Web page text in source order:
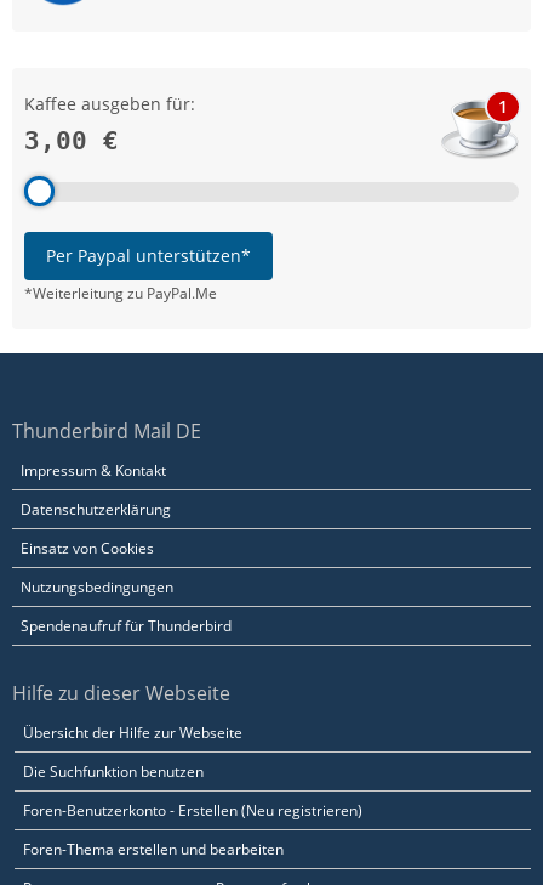
Kaffee ausgeben für:
3,00 €
1
Per Paypal unterstützen*
*Weiterleitung zu PayPal.Me
Thunderbird Mail DE
Impressum & Kontakt
Datenschutzerklärung
Einsatz von Cookies
Nutzungsbedingungen
Spendenaufruf für Thunderbird
Hilfe zu dieser Webseite
Übersicht der Hilfe zur Webseite
Die Suchfunktion benutzen
Foren-Benutzerkonto - Erstellen (Neu registrieren)
Foren-Thema erstellen und bearbeiten